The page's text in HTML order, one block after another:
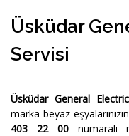
Üsküdar
Servisi
Üsküdar General
marka beyaz
403 22 00numaralı